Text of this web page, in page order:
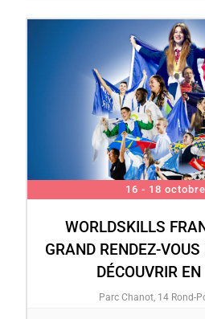
16 - 18
WORLDSKILLS
GRAND RENDEZ-
DÉCOUVRIR
Parc Chanot, 14 Rond-